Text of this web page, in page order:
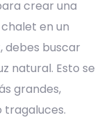
crear una
en un
debes buscar
natural. Esto se
grandes,
tragaluces.